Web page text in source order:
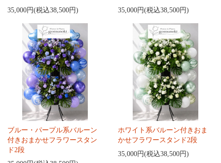
35,000円(税込38,500円)
35,000円(税込38,500円)
ブルー・パープル系バルーン
付きおまかせフラワースタン
ド2段
ホワイト系バルーン付きおま
かせフラワースタンド2段
35,000円(税込38,500円)